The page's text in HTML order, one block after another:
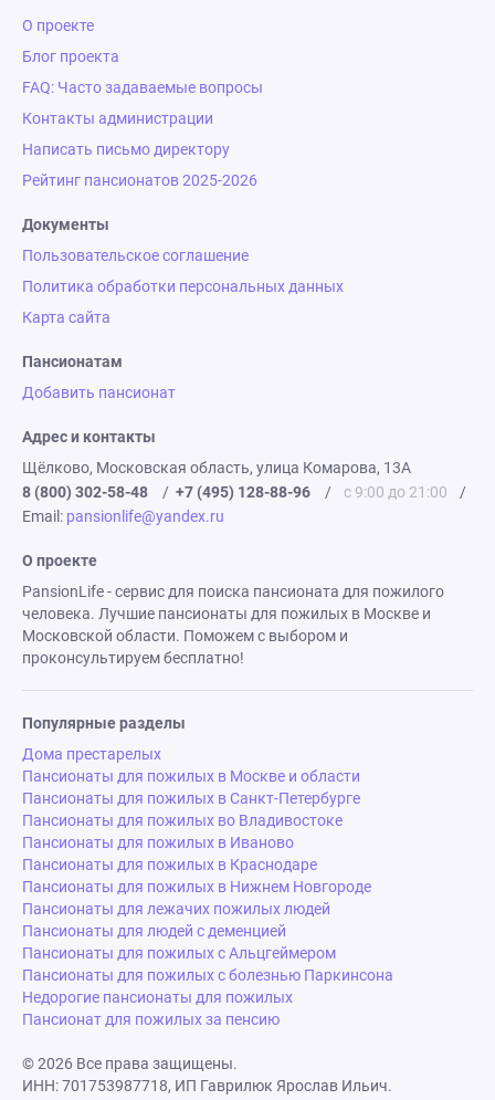
О проекте
Блог проекта
FAQ: Часто задаваемые вопросы
Контакты администрации
Написать письмо директору
Рейтинг пансионатов 2025-2026
Документы
Пользовательское соглашение
Политика обработки персональных данных
Карта сайта
Пансионатам
Добавить пансионат
Адрес и контакты
Щёлково, Московская область, улица Комарова, 13А
8 (800) 302-58-48
/ +7 (495) 128-88-96 / с 9:00 до 21:00
/
Email: pansionlife@yandex.ru
О проекте
PansionLife - сервис для поиска пансионата для пожилого
человека. Лучшие пансионаты для пожилых в Москве и
Московской области. Поможем с выбором и
проконсультируем бесплатно!
Популярные разделы
Дома престарелых
Пансионаты для пожилых в Москве и области
Пансионаты для пожилых в Санкт-Петербурге
Пансионаты для пожилых во Владивостоке
Пансионаты для пожилых в Иваново
Пансионаты для пожилых в Краснодаре
Пансионаты для пожилых в Нижнем Новгороде
Пансионаты для лежачих пожилых людей
Пансионаты для людей с деменцией
Пансионаты для пожилых с Альцгеймером
Пансионаты для пожилых с болезнью Паркинсона
Недорогие пансионаты для пожилых
Пансионат для пожилых за пенсию
© 2026 Все права защищены.
ИНН: 701753987718, ИП Гаврилюк Ярослав Ильич.